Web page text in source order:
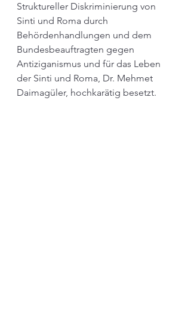
Struktureller Diskriminierung von
Sinti und Roma durch
Behördenhandlungen und dem
Bundesbeauftragten gegen
Antiziganismus und für das Leben
der Sinti und Roma, Dr. Mehmet
Daimagüler, hochkarätig besetzt.